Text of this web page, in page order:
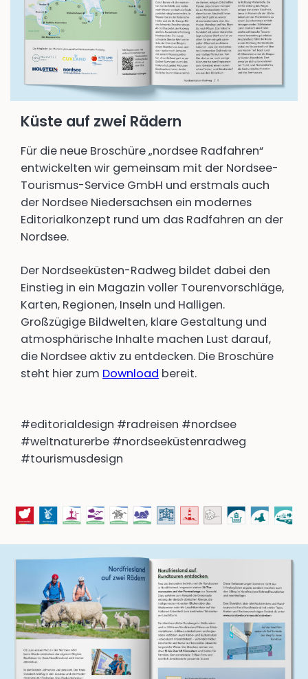
Küste auf zwei Rädern
Für die neue Broschüre „nordsee Radfahren“
entwickelten wir gemeinsam mit der Nordsee-
Tourismus-Service GmbH und erstmals auch
der Nordsee Niedersachsen ein modernes
Editorialkonzept rund um das Radfahren an der
Nordsee.
Der Nordseeküsten-Radweg bildet dabei den
Einstieg in ein Magazin voller Tourenvorschläge,
Karten, Regionen, Inseln und Halligen.
Großzügige Bildwelten, klare Gestaltung und
atmosphärische Inhalte machen Lust darauf,
die Nordsee aktiv zu entdecken. Die Broschüre
steht hier zum Download bereit.
#editorialdesign #radreisen #nordsee
#weltnaturerbe #nordseeküstenradweg
#tourismusdesign